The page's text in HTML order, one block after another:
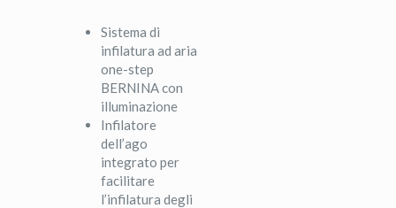
Sistema di
infilatura ad aria
one-step
BERNINA con
illuminazione
Infilatore
dell’ago
integrato per
facilitare
l’infilatura degli